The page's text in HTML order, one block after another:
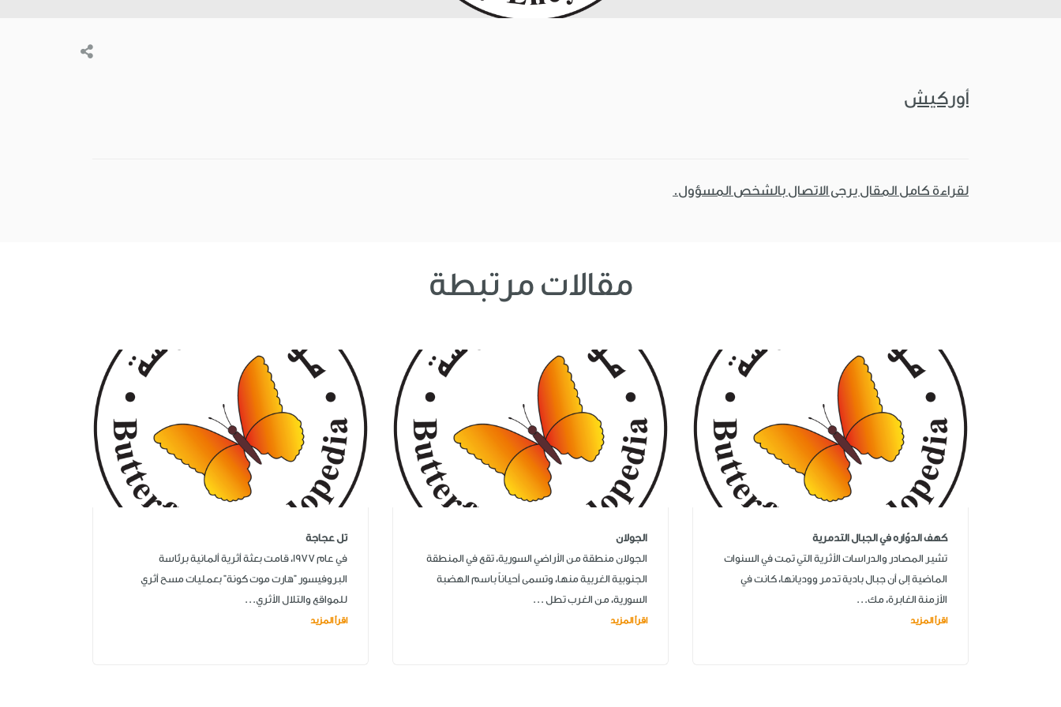
أوركيش
لقراءة كامل المقال يرجى الاتصال بالشخص المسؤول.
مقالات مرتبطة
كهف الدوّاره في الجبال التدمرية
تشير المصادر والدراسات الأثرية التي تمت في السنوات
الماضية إلى أن جبال بادية تدمر ووديانها، كانت في
الأزمنة الغابرة، مك...
اقرأ المزيد
الجولان
الجولان منطقة من الأراضي السورية، تقع في المنطقة
الجنوبية الغربية منها، وتسمى أحياناً باسم الهضبة
السورية، من الغرب تطل ...
اقرأ المزيد
تل عجاجة
في عام 1977، قامت بعثة أثرية ألمانية برئاسة
البروفيسور "هارت موت كونة" بعمليات مسح أثري
للمواقع والتلال الأثري...
اقرأ المزيد